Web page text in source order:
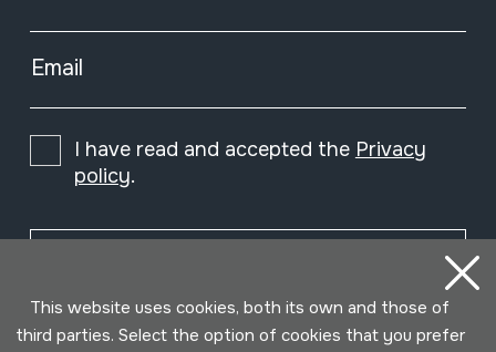
Email
I have read and accepted the Privacy
policy.
This website uses cookies, both its own and those of
third parties. Select the option of cookies that you prefer